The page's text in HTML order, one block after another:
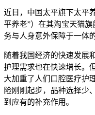
近日，中国太平旗下太平
平养老”）在其淘宝天猫
务与人身意外保障于一体
随着我国经济的快速发展
护理需求也在快速增长。
大加重了人们口腔医疗护
险刚刚起步，品种选择少
到应有的补充作用。